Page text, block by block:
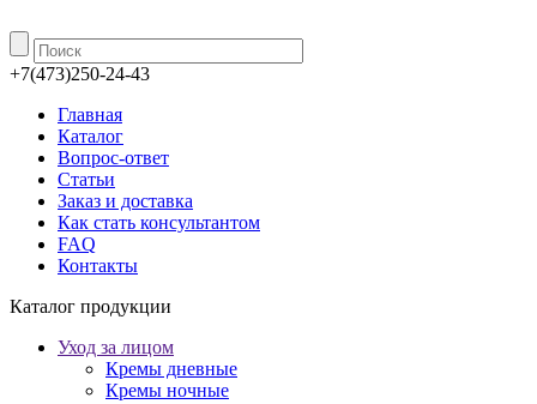
+7(473)250-24-43
Главная
Каталог
Вопрос-ответ
Статьи
Заказ и доставка
Как стать консультантом
FAQ
Контакты
Каталог продукции
Уход за лицом
Кремы дневные
Кремы ночные